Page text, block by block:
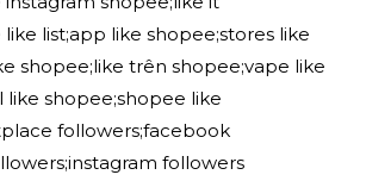
list;app like shopee;stores like
shopee;like trên shopee;vape like
like shopee;shopee like
followers;facebook
followers